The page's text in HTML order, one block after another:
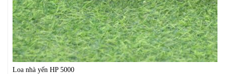
Loa nhà yến HP 5000